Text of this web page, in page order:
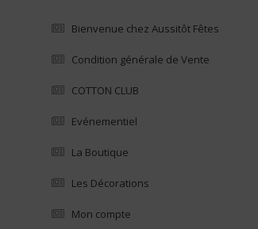
Bienvenue chez Aussitôt Fêtes
Condition générale de Vente
COTTON CLUB
Evénementiel
La Boutique
Les Décorations
Mon compte